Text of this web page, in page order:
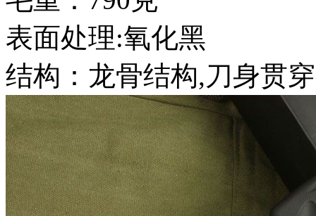
表面处理:氧化黑
结构：龙骨结构,刀身贯